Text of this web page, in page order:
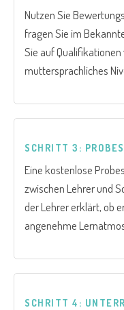
Nutzen Sie
fragen Sie im
Sie auf
muttersprachliches
SCHRITT 3:
Eine kostenlose
zwischen Lehrer und
der Lehrer erklärt, ob
angenehme
SCHRITT 4: